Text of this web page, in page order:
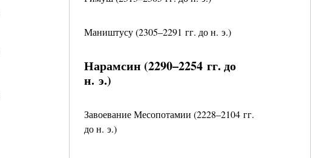
Маништусу (2305–2291 гг. до н. э.)
Нарамсин (2290–2254 гг. до
н. э.)
Завоевание Месопотамии (2228–2104 гг.
до н. э.)